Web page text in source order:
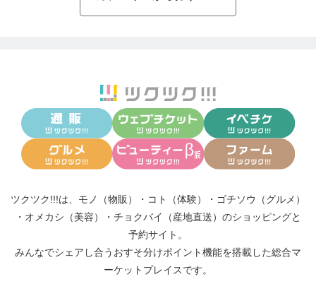
ツクツク!!!は、 モノ（物販） ・ コト（体験） ・ ゴチソウ（グルメ）
・ オメカシ（美容） ・ チョクバイ（産地直送） のショッピングと
予約サイト。
みんなでシェアし合う おすそ分けポイント機能を搭載した総合マ
ーケットプレイスです。